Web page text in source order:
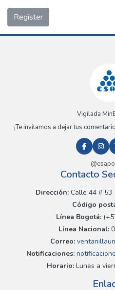
Register
Vigilada
¡Te invitamos a dejar tus
Contacto
Dirección:Calle 44 # 53
Código
Línea Bogotá:
Línea Nacional:
Correo:
Notificaciones:
Horario:Lunes a